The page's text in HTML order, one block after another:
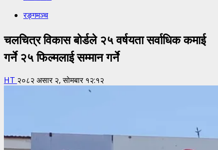
रङ्गमञ्च
चलचित्र विकास बोर्डले २५ वर्षयता सर्वाधिक कमाई
गर्ने २५ फिल्मलाई सम्मान गर्ने
HT २०८२ असार २, सोमबार १२:१२